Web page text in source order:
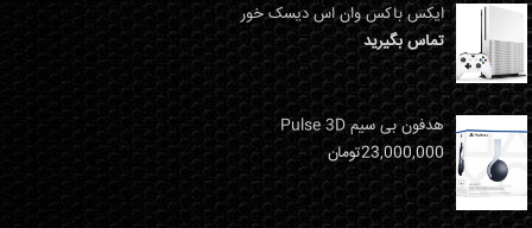
ایکس باکس وان اس دیسک خور
تماس بگیرید
هدفون بی سیم Pulse 3D
23,000,000تومان